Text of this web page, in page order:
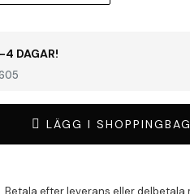
4 DAGAR!
LÄGG I